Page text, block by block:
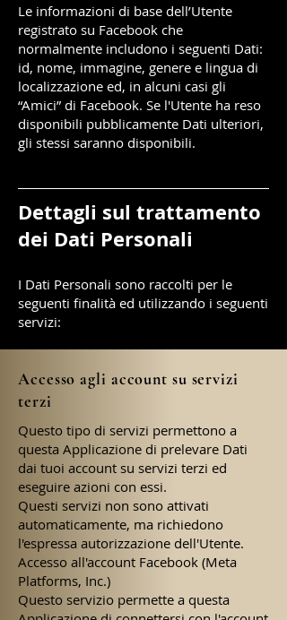
Le informazioni di base dell’Utente
registrato su Facebook che
normalmente includono i seguenti Dati:
id, nome, immagine, genere e lingua di
localizzazione ed, in alcuni casi gli
“Amici” di Facebook. Se l'Utente ha reso
disponibili pubblicamente Dati ulteriori,
gli stessi saranno disponibili.
Dettagli sul trattamento
dei Dati Personali
I Dati Personali sono raccolti per le
seguenti finalità ed utilizzando i seguenti
servizi:
Accesso agli account su servizi
terzi
Questo tipo di servizi permettono a
questa Applicazione di prelevare Dati
dai tuoi account su servizi terzi ed
eseguire azioni con essi.
Questi servizi non sono attivati
automaticamente, ma richiedono
l'espressa autorizzazione dell'Utente.
Accesso all'account Facebook (Meta
Platforms, Inc.)
Questo servizio permette a questa